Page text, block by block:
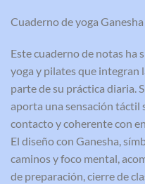
Cuaderno de yoga
Este cuaderno de notas ha
yoga y pilates que integran
parte de su práctica diaria.
aporta una sensación táctil
contacto y coherente con
El diseño con Ganesha,
caminos y foco mental,
de preparación, cierre de